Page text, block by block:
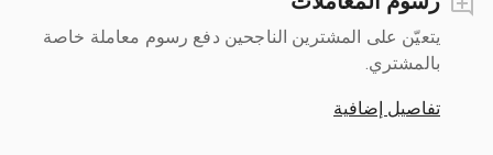
يتعيّن على المشترين الناجحين دفع رسوم معاملة خاصة
بالمشتري.
تفاصيل إضافية